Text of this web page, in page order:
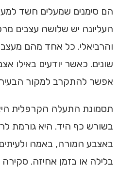
הם סימנים שמעלים חשד
העליונה יש שלושה עצבים
והרביאלי. כל אחד מהם
שונים. כאשר יודעים באילו
אפשר להתקרב למקור
תסמונת התעלה הקרפלית
בשורש כף היד. היא גורמת
באצבע המורה, באמה